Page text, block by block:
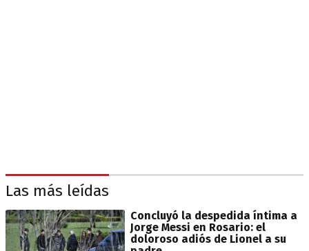
Las más leídas
Concluyó la despedida íntima a
Jorge Messi en Rosario: el
doloroso adiós de Lionel a su